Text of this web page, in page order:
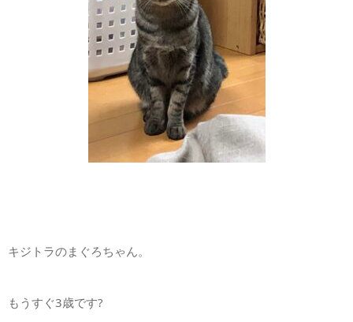
キジトラのまぐろちゃん。
もうすぐ3歳です?